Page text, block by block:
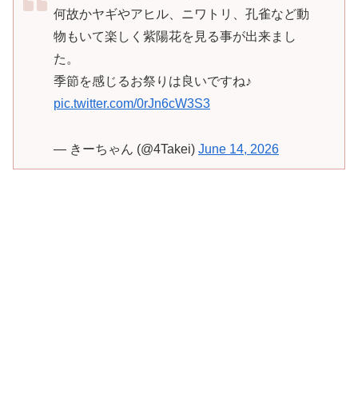
何故かヤギやアヒル、ニワトリ、孔雀など動
物もいて楽しく紫陽花を見る事が出来まし
た。
季節を感じるお祭りは良いですね♪
pic.twitter.com/0rJn6cW3S3
— きーちゃん (@4Takei) June 14, 2026